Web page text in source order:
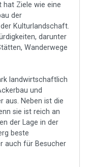
hat Ziele wie eine
der
Kulturlandschaft.
darunter
Wanderwege
landwirtschaftlich
und
aus. Neben ist die
sie ist reich an
der Lage in der
beste
auch für Besucher